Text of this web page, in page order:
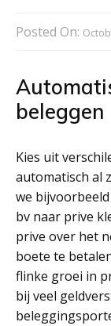
Posted On:
beleggen
Kies uit
automatisch al
we
bv naar prive
prive over het
boete te
flinke groei in
bij veel